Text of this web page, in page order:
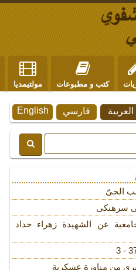
كتب و مطبوعات مولتيمديا
English فارسي العربية
الحیّ
سرهنکی
عن الشهیدة زهراء حداد
من مناورة عسکریة